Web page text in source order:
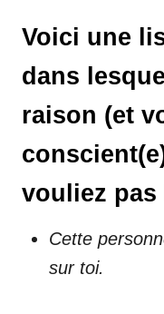
Voici une
dans
raison (et
vouliez pas
Cette
sur toi.